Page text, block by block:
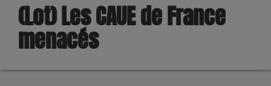
(Lot) Les CAUE de France
menacés